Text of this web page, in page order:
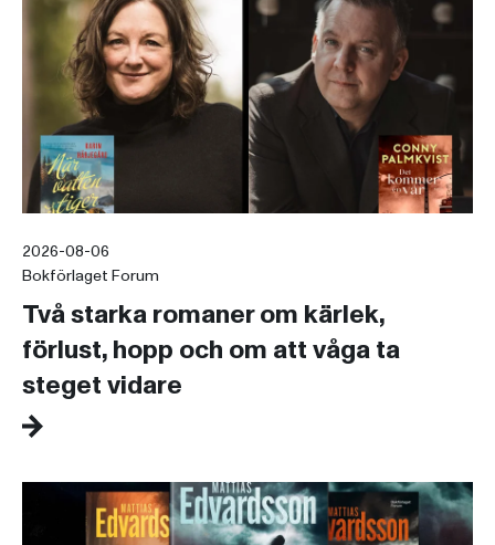
2026-08-06
Bokförlaget Forum
Två starka romaner om kärlek,
förlust, hopp och om att våga ta
steget vidare